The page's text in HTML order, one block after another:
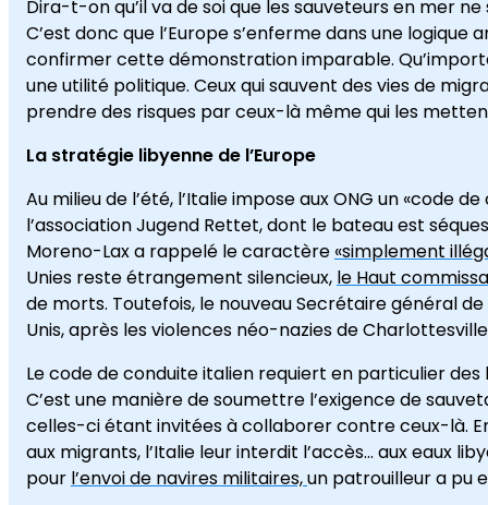
Dira-t-on qu’il va de soi que les sauveteurs en mer
C’est donc que l’Europe s’enferme dans une
confirmer cette démonstration imparable. Qu’importe
une utilité politique. Ceux qui sauvent des vies de
prendre des risques par ceux-là même qui les
La stratégie libyenne de l’Europe
Au milieu de l’été, l’Italie impose aux ONG un «code
l’association Jugend Rettet, dont le bateau est
Moreno-Lax a rappelé le caractère «simplement
Unies reste étrangement silencieux, le Haut
de morts. Toutefois, le nouveau Secrétaire général
Unis, après les violences néo-nazies de
Le code de conduite italien requiert en particulier
C’est une manière de soumettre l’exigence de
celles-ci étant invitées à collaborer contre ceux-là.
aux migrants, l’Italie leur interdit l’accès… aux eaux
pour l’envoi de navires militaires,un patrouilleur a pu